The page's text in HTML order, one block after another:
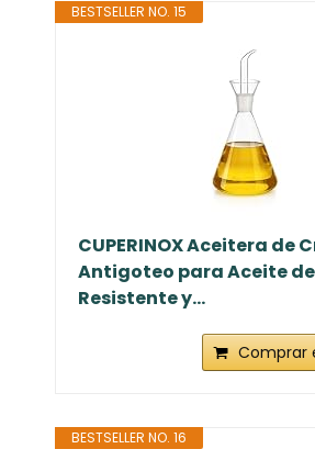
BESTSELLER NO. 15
CUPERINOX Aceitera de
Antigoteo para Aceite
Resistente y...
Comprar
BESTSELLER NO. 16